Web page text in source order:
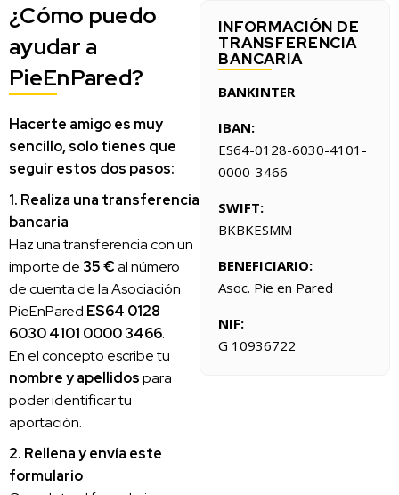
¿Cómo puedo
ayudar a
PieEnPared?
Hacerte amigo es muy
sencillo, solo tienes que
seguir estos dos pasos:
1. Realiza una transferencia
bancaria
Haz una transferencia con un
importe de 35 €al número
de cuenta de la Asociación
PieEnPared ES64 0128
6030 4101 0000 3466.
En el concepto escribe tu
nombre y apellidospara
poder identificar tu
aportación.
2. Rellena y envía este
formulario
INFORMACIÓN DE
TRANSFERENCIA
BANCARIA
BANKINTER
IBAN:
ES64-0128-6030-4101-
0000-3466
SWIFT:
BKBKESMM
BENEFICIARIO:
Asoc. Pie en Pared
NIF:
G 10936722